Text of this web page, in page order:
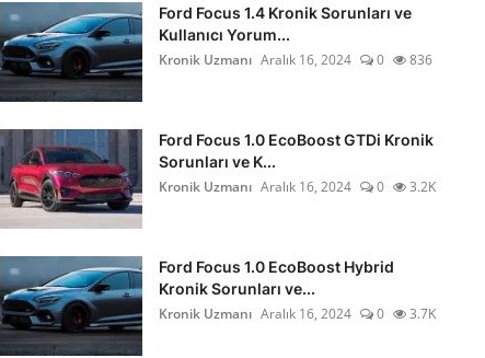
Ford Focus 1.4 Kronik Sorunları ve
Kullanıcı Yorum...
Kronik Uzmanı Aralık 16, 2024 0 836
Ford Focus 1.0 EcoBoost GTDi Kronik
Sorunları ve K...
Kronik Uzmanı Aralık 16, 2024 0 3.2K
Ford Focus 1.0 EcoBoost Hybrid
Kronik Sorunları ve...
Kronik Uzmanı Aralık 16, 2024 0 3.7K